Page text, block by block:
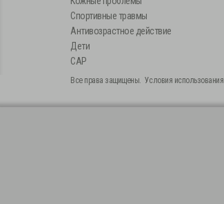
Спортивные травмы
Антивозрастное действие
Дети
САР
Все права защищены. Условия использования